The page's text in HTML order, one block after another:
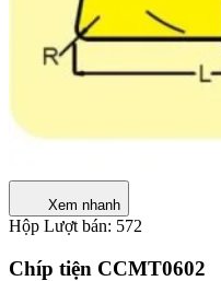
Xem nhanh
Hộp Lượt bán: 572
Chíp tiện CCMT0602